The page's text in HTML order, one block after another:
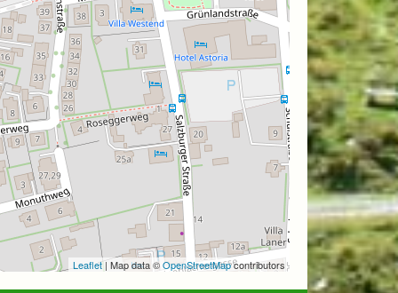
Leaflet| Map data ©OpenStreetMapcontributors